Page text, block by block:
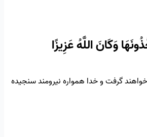
وَكَانَ اللَّهُ عَزِيزًا
خواهند گرفت و خدا همواره نيرومند سنجيده‏